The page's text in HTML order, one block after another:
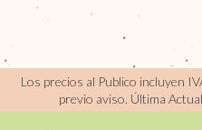
Los precios al Publico incluyen
previo aviso. Última